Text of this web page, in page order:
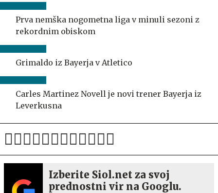
Prva nemška nogometna liga v minuli sezoni z
rekordnim obiskom
Grimaldo iz Bayerja v Atletico
Carles Martinez Novell je novi trener Bayerja iz
Leverkusna
Izberite Siol.net za svoj
prednostni vir na Googlu.